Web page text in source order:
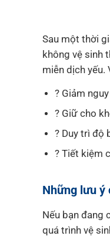
Sau một thời
không vệ sinh
miễn dịch yếu.
? Giảm
? Giữ cho
? Duy trì độ
? Tiết kiệm
Những lưu ý
Nếu bạn đang
quá trình vệ